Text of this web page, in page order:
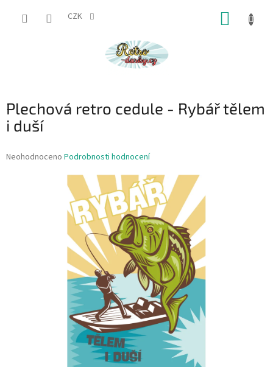
CZK
Plechová retro cedule - Rybář tělem
i duší
Průměrné
Neohodnoceno Podrobnosti hodnocení